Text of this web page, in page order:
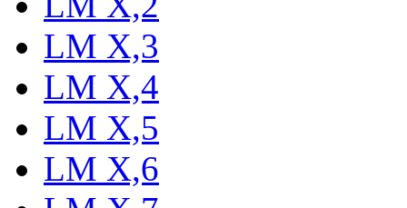
LM X,3
LM X,4
LM X,5
LM X,6